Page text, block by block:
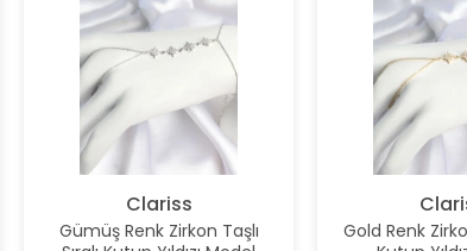
Clariss
Gümüş Renk Zirkon Taşlı
Gold Renk